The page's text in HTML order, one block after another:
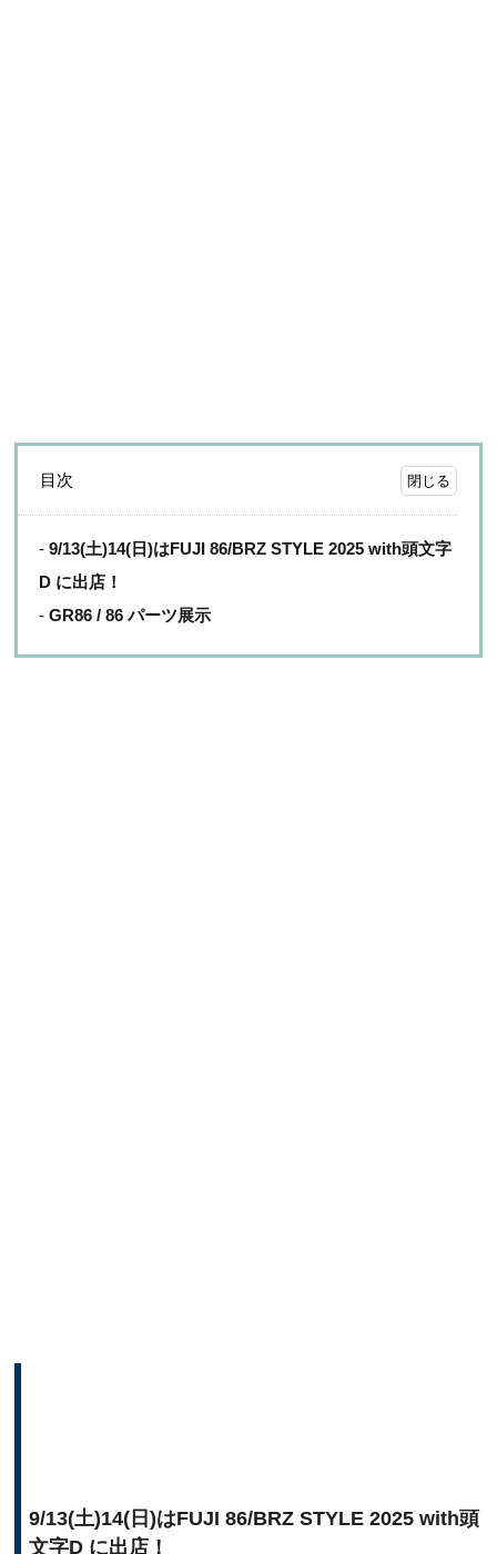
目次
9/13(土)14(日)はFUJI 86/BRZ STYLE 2025 with頭文字
D に出店！
GR86 / 86 パーツ展示
9/13(土)14(日)はFUJI 86/BRZ STYLE 2025 with頭
文字D に出店！